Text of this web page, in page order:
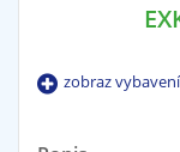
zobraz vybavení